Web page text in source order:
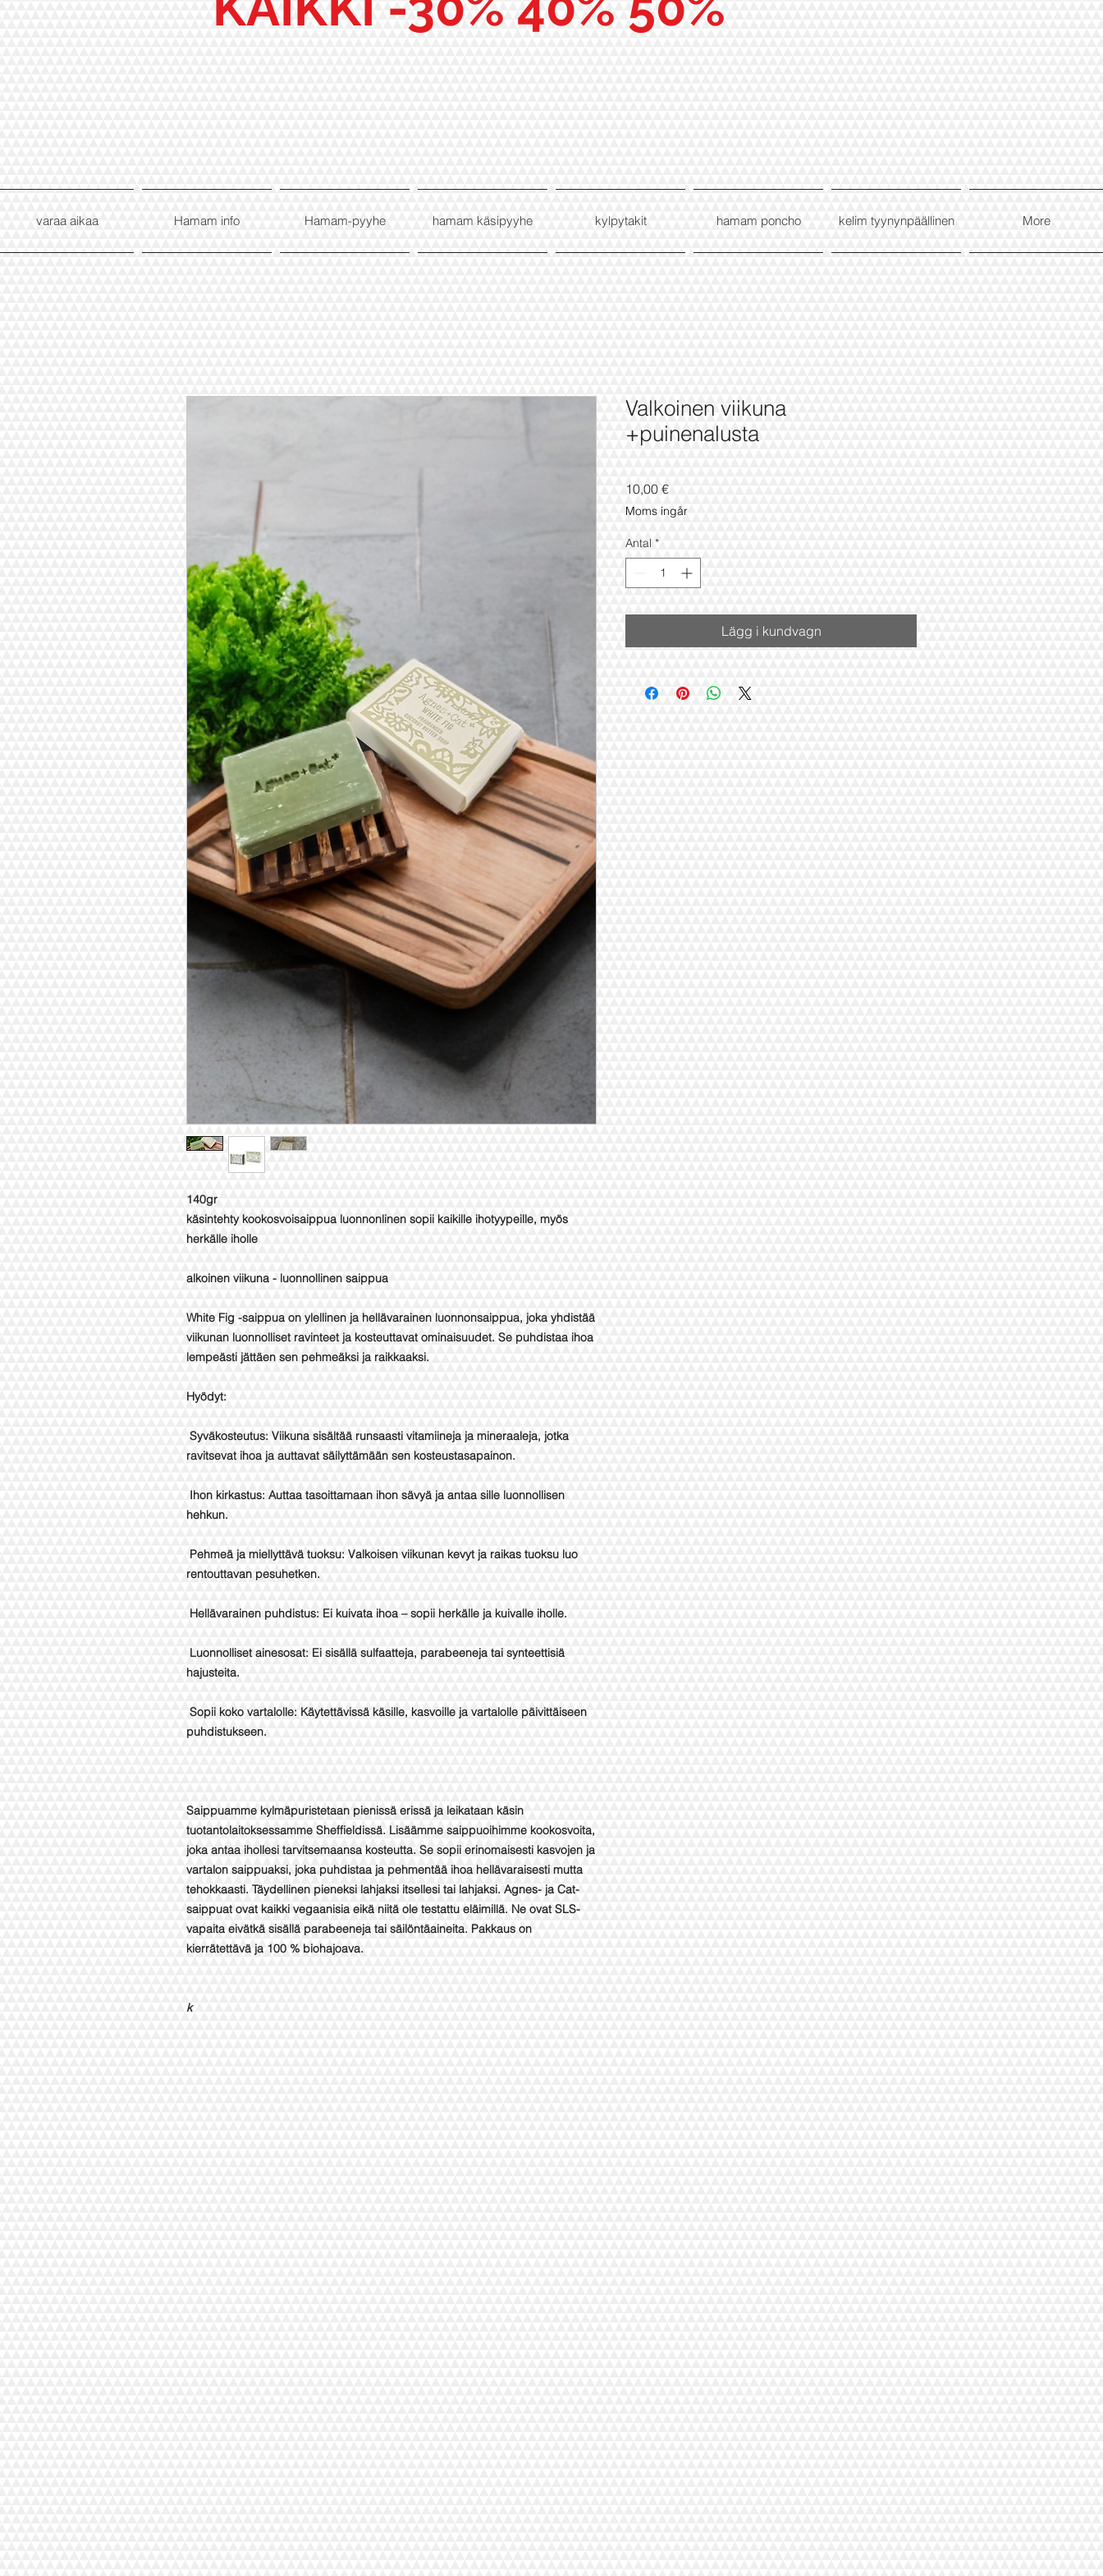
varaa aikaa Hamam info Hamam-pyyhe hamam käsipyyhe kylpytakit hamam poncho kelim tyynynpäällinen More
140gr
käsintehty kookosvoisaippua luonnonlinen sopii kaikille ihotyypeille, myös
herkälle iholle
alkoinen viikuna - luonnollinen saippua
White Fig -saippua on ylellinen ja hellävarainen luonnonsaippua, joka yhdistää
viikunan luonnolliset ravinteet ja kosteuttavat ominaisuudet. Se puhdistaa ihoa
lempeästi jättäen sen pehmeäksi ja raikkaaksi.
Hyödyt:
Syväkosteutus: Viikuna sisältää runsaasti vitamiineja ja mineraaleja, jotka
ravitsevat ihoa ja auttavat säilyttämään sen kosteustasapainon.
Ihon kirkastus: Auttaa tasoittamaan ihon sävyä ja antaa sille luonnollisen
hehkun.
Pehmeä ja miellyttävä tuoksu: Valkoisen viikunan kevyt ja raikas tuoksu luo
rentouttavan pesuhetken.
Hellävarainen puhdistus: Ei kuivata ihoa – sopii herkälle ja kuivalle iholle.
Luonnolliset ainesosat: Ei sisällä sulfaatteja, parabeeneja tai synteettisiä
hajusteita.
Sopii koko vartalolle: Käytettävissä käsille, kasvoille ja vartalolle päivittäiseen
puhdistukseen.
Saippuamme kylmäpuristetaan pienissä erissä ja leikataan käsin
tuotantolaitoksessamme Sheffieldissä. Lisäämme saippuoihimme kookosvoita,
joka antaa ihollesi tarvitsemaansa kosteutta. Se sopii erinomaisesti kasvojen ja
vartalon saippuaksi, joka puhdistaa ja pehmentää ihoa hellävaraisesti mutta
tehokkaasti. Täydellinen pieneksi lahjaksi itsellesi tai lahjaksi. Agnes- ja Cat-
saippuat ovat kaikki vegaanisia eikä niitä ole testattu eläimillä. Ne ovat SLS-
vapaita eivätkä sisällä parabeeneja tai säilöntäaineita. Pakkaus on
kierrätettävä ja 100 % biohajoava.
k
Valkoinen viikuna
+puinenalusta
10,00 €Pris
Moms ingår
Antal *
Lägg i kundvagn